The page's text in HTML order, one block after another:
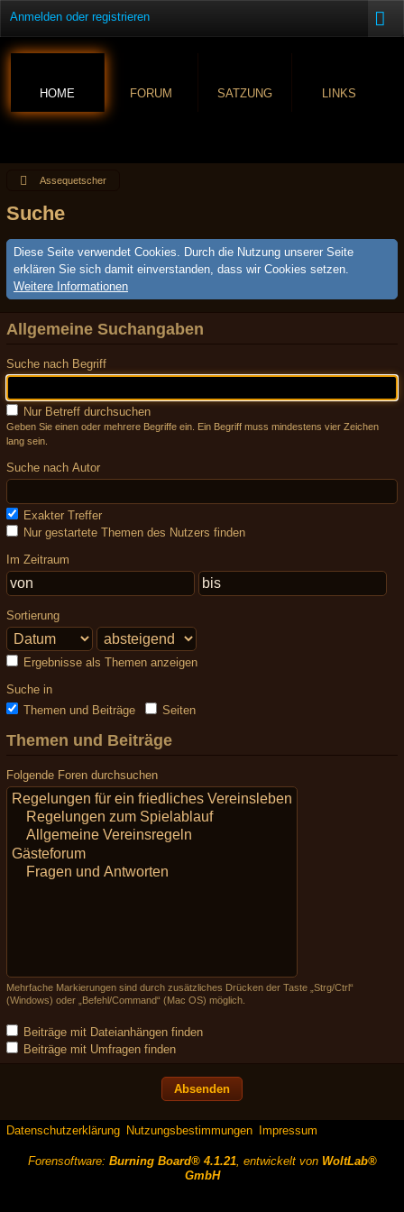
Anmelden oder registrieren
HOME FORUM SATZUNG LINKS
Assequetscher
Suche
Diese Seite verwendet Cookies. Durch die Nutzung unserer Seite
erklären Sie sich damit einverstanden, dass wir Cookies setzen.
Weitere Informationen
Allgemeine Suchangaben
Suche nach Begriff
Nur Betreff durchsuchen
Geben Sie einen oder mehrere Begriffe ein. Ein Begriff muss mindestens vier Zeichen
lang sein.
Suche nach Autor
Exakter Treffer
Nur gestartete Themen des Nutzers finden
Im Zeitraum
Sortierung
Ergebnisse als Themen anzeigen
Suche in
Themen und Beiträge
Seiten
Themen und Beiträge
Folgende Foren durchsuchen
Mehrfache Markierungen sind durch zusätzliches Drücken der Taste „Strg/Ctrl“
(Windows) oder „Befehl/Command“ (Mac OS) möglich.
Beiträge mit Dateianhängen finden
Beiträge mit Umfragen finden
Datenschutzerklärung Nutzungsbestimmungen Impressum
Forensoftware: Burning Board® 4.1.21, entwickelt von WoltLab®
GmbH